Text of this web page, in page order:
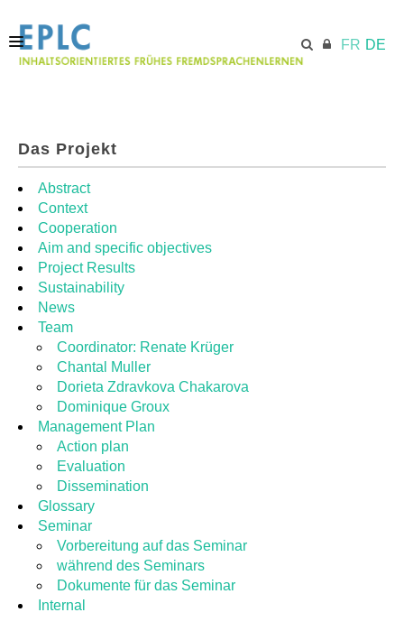
FR DE
MODULE
RESSOURCEN
Das Projekt
Abstract
Context
Cooperation
Aim and specific objectives
Project Results
Sustainability
News
Team
Coordinator: Renate Krüger
Chantal Muller
Dorieta Zdravkova Chakarova
Dominique Groux
Management Plan
Action plan
Evaluation
Dissemination
Glossary
Seminar
Vorbereitung auf das Seminar
während des Seminars
Dokumente für das Seminar
Internal